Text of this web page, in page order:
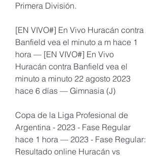
Primera División.
[EN VIVO#] En Vivo Huracán contra
Banfield vea el minuto a m hace 1
hora — [EN VIVO#] En Vivo
Huracán contra Banfield vea el
minuto a minuto 22 agosto 2023
hace 6 días — Gimnasia (J)
Copa de la Liga Profesional de
Argentina - 2023 - Fase Regular
hace 1 hora — 2023 - Fase Regular:
Resultado online Huracán vs